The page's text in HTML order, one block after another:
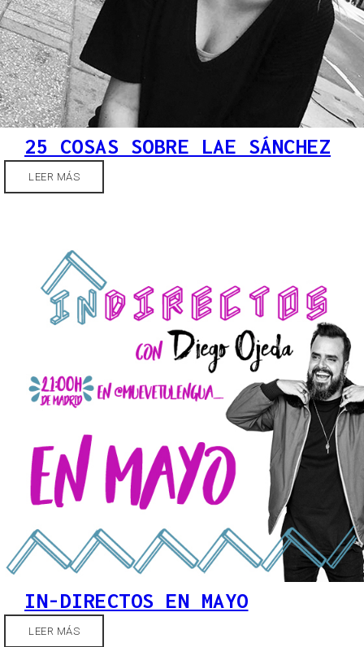
25 COSAS SOBRE LAE SÁNCHEZ
LEER MÁS
IN-DIRECTOS EN MAYO
LEER MÁS